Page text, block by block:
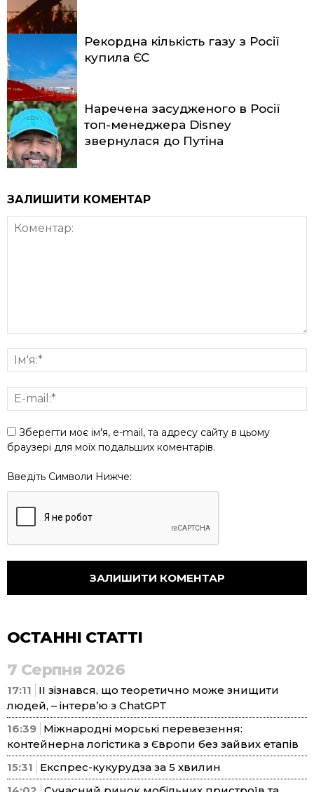
Рекордна кількість газу з Росії
купила ЄС
Наречена засудженого в Росії
топ-менеджера Disney
звернулася до Путіна
ЗАЛИШИТИ КОМЕНТАР
Зберегти моє ім'я, e-mail, та адресу сайту в цьому
браузері для моїх подальших коментарів.
Введіть Символи Нижче:
ОСТАННІ СТАТТІ
7 Серпня 2026
17:11
ІІ зізнався, що теоретично може знищити
людей, – інтерв’ю з ChatGPT
16:39 Міжнародні морські перевезення:
контейнерна логістика з Європи без зайвих етапів
15:31
Експрес-кукурудза за 5 хвилин